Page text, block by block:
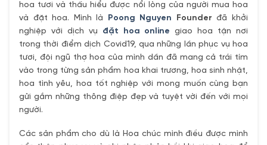
hoa tươi và thấu hiểu được nổi lòng của người mua hoa
và đặt hoa. Mình là Poong Nguyen Founder đã khởi
nghiệp với dịch vụ đặt hoa online giao hoa tận nơi
trong thời điểm dịch Covid19, qua những lần phục vụ hoa
tươi, đội ngũ thợ hoa của mình dần đã mang cả trái tím
vào trong từng sản phẩm hoa khai trương, hoa sinh nhật,
hoa tình yêu, hoa tốt nghiệp với mong muốn cùng bạn
gửi gắm những thông điệp đẹp và tuyệt vời đến với mọi
người.
Các sản phẩm cho dù là Hoa chúc mình điều được mình